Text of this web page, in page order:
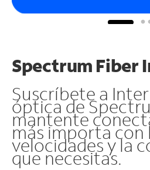
Spectrum Fiber
Suscríbete a
óptica de
mantente
más importa con
velocidades y la
que necesitas.